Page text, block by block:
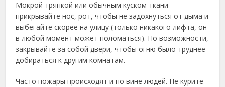
Мокрой тряпкой или обычным куском ткани
прикрывайте нос, рот, чтобы не задохнуться от дыма и
выбегайте скорее на улицу (только никакого лифта, он
в любой момент может поломаться). По возможности,
закрывайте за собой двери, чтобы огню было труднее
добираться к другим комнатам.
Часто пожары происходят и по вине людей. Не курите